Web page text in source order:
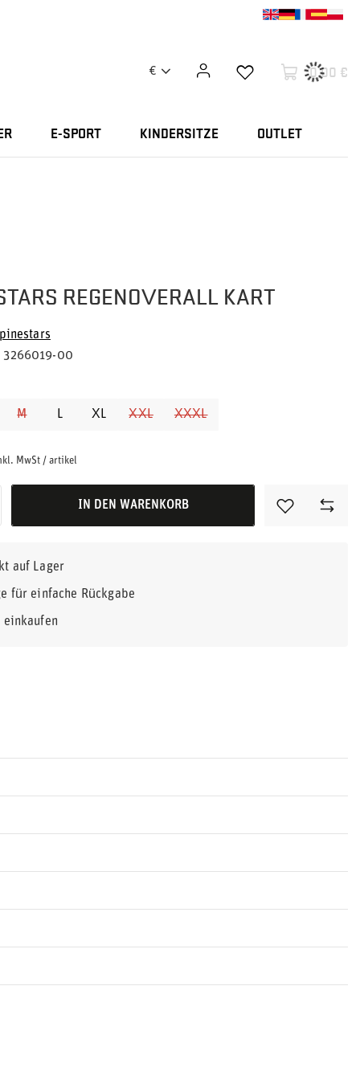
€ 0,00 €
E-SPORT KINDERSITZE OUTLET
REGENOVERALL KART
3266019-00
M L XL XXL XXXL
MwSt /artikel
IN DEN WARENKORB
auf Lager
für einfache Rückgabe
einkaufen